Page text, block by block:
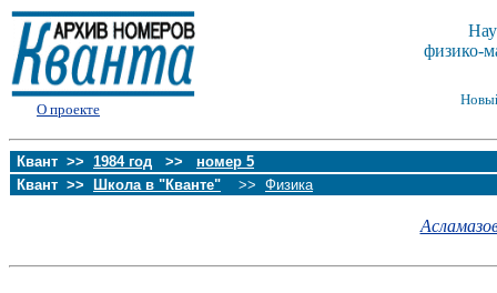
О проекте
физико-
Квант >> 1984 год >> номер 5
Квант >>
Школа в "Кванте" >> Физика